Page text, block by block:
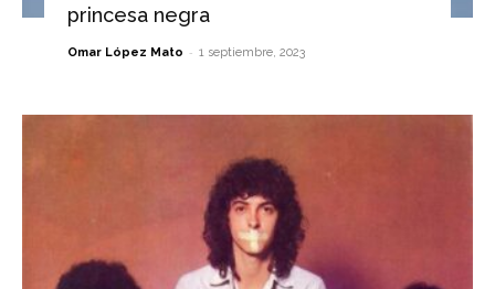
princesa negra
Omar López Mato - 1 septiembre, 2023